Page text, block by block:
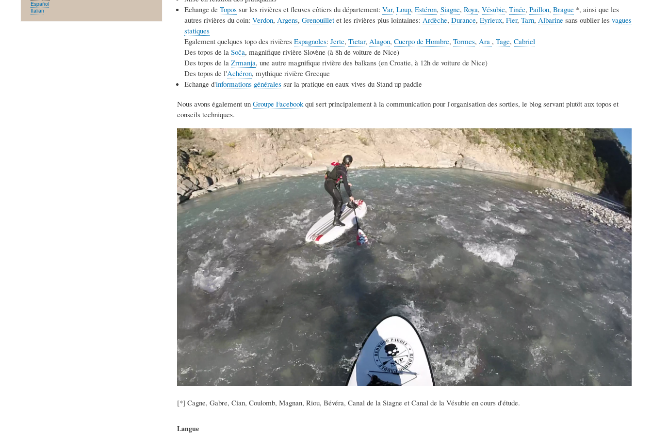
Echange de Topossur les rivières et fleuves côtiers du département: Var, Loup, Estéron, Siagne, Roya, Vésubie, Tinée, Paillon, Brague*, ainsi que les
autres rivières du coin: Verdon, Argens, Grenouilletet les rivières plus lointaines: Ardèche, Durance, Eyrieux, Fier, Tarn, Albarine sans oublier les vagues
statiques
Egalement quelques topo des rivières Espagnoles: Jerte, Tietar, Alagon, Cuerpo de Hombre, Tormes, Ara , Tage, Cabriel
Des topos de la Soča, magnifique rivière Slovène (à 8h de voiture de Nice)
Des topos de la Zrmanja, une autre magnifique rivière des balkans (en Croatie, à 12h de voiture de Nice)
Des topos de l'Achéron, mythique rivière Grecque
Echange d'informations généralessur la pratique en eaux-vives du Stand up paddle
Nous avons également un Groupe Facebookqui sert principalement à la communication pour l'organisation des sorties, le blog servant plutôt aux topos et
conseils techniques.
[*] Cagne, Gabre, Cian, Coulomb, Magnan, Riou, Bévéra, Canal de la Siagne et Canal de la Vésubie en cours d'étude.
Langue
Español
Italian